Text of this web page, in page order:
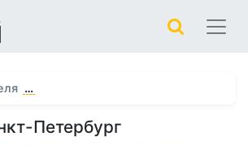
…
Петербург